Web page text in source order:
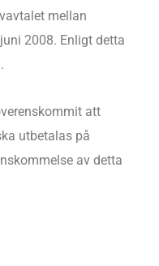
mellan
2008. Enligt detta
att
utbetalas på
av detta